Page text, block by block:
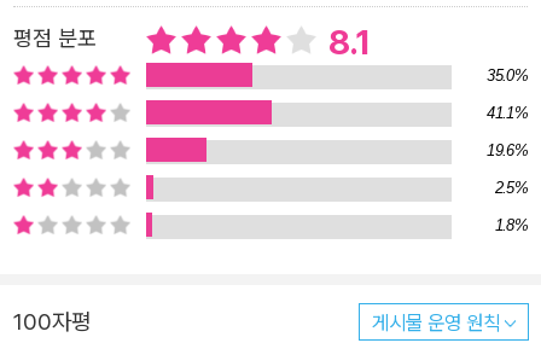
반적인 미스터리 소설의 캐릭터와는 거리가 멀다. 그는 현장을 발로
뛰며 조그만 단서 하나라도 무심히 지나치지 않는다. “헛걸음을 얼마
나 하느냐에 따라 수사 결과가 달라지는 법”, 혹은 “막히면 몇 번이라
도 원점으로 돌아간다.”는 신념으로 무장한 형사다. 전작인 『신참자』
와 마찬가지로 이번 작품에서도 가가 형사의 활동 무대는 니혼바시
일대. 옛 도쿄의 정취가 어린 이곳은 서민풍의 노포(老鋪)가 즐비하
두뇌 게임에 읽는 재미를 더한다. 가가 형사는 피해자의 유품을 근거
평점 분포 8.1
35.0%
41.1%
19.6%
2.5%
1.8%
100자평 게시물 운영 원칙